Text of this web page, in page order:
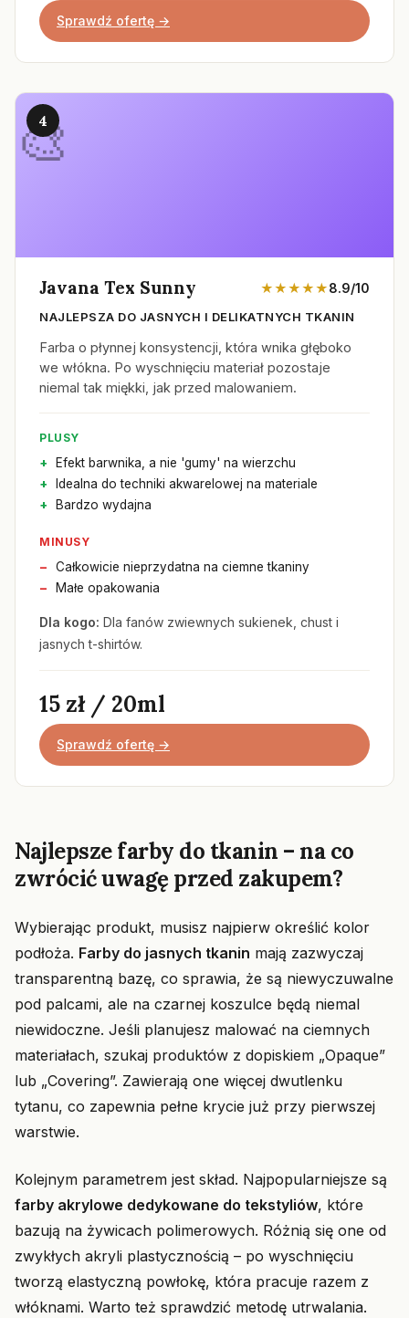
Sprawdź ofertę →
4
Javana Tex Sunny ★★★★★8.9/10
NAJLEPSZA DO JASNYCH I DELIKATNYCH TKANIN
Farba o płynnej konsystencji, która wnika głęboko
we włókna. Po wyschnięciu materiał pozostaje
niemal tak miękki, jak przed malowaniem.
PLUSY
Efekt barwnika, a nie 'gumy' na wierzchu
Idealna do techniki akwarelowej na materiale
Bardzo wydajna
MINUSY
Całkowicie nieprzydatna na ciemne tkaniny
Małe opakowania
Dla kogo: Dla fanów zwiewnych sukienek, chust i
jasnych t-shirtów.
15 zł / 20ml
Sprawdź ofertę →
Najlepsze farby do tkanin – na co
zwrócić uwagę przed zakupem?
Wybierając produkt, musisz najpierw określić kolor
podłoża. Farby do jasnych tkanin mają zazwyczaj
transparentną bazę, co sprawia, że są niewyczuwalne
pod palcami, ale na czarnej koszulce będą niemal
niewidoczne. Jeśli planujesz malować na ciemnych
materiałach, szukaj produktów z dopiskiem „Opaque”
lub „Covering”. Zawierają one więcej dwutlenku
tytanu, co zapewnia pełne krycie już przy pierwszej
warstwie.
Kolejnym parametrem jest skład. Najpopularniejsze są
farby akrylowe dedykowane do tekstyliów, które
bazują na żywicach polimerowych. Różnią się one od
zwykłych akryli plastycznością – po wyschnięciu
tworzą elastyczną powłokę, która pracuje razem z
włóknami. Warto też sprawdzić metodę utrwalania.